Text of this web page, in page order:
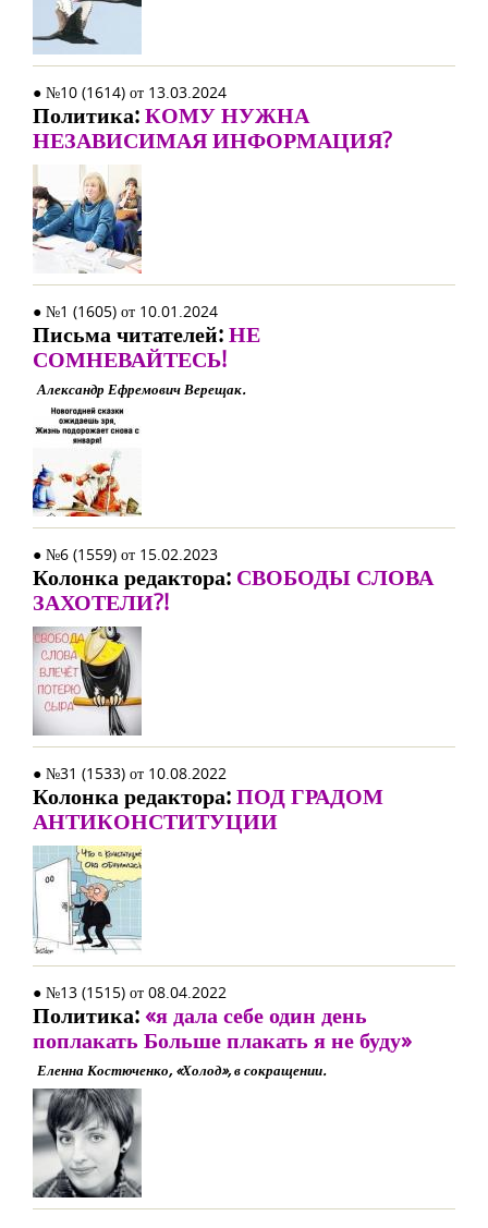
● №10 (1614) от 13.03.2024
Политика:КОМУ НУЖНА
НЕЗАВИСИМАЯ ИНФОРМАЦИЯ?
● №1 (1605) от 10.01.2024
Письма читателей:НЕ
СОМНЕВАЙТЕСЬ!
Александр Ефремович Верещак.
● №6 (1559) от 15.02.2023
Колонка редактора: СВОБОДЫ СЛОВА
ЗАХОТЕЛИ?!
● №31 (1533) от 10.08.2022
Колонка редактора:ПОД ГРАДОМ
АНТИКОНСТИТУЦИИ
● №13 (1515) от 08.04.2022
Политика:«я дала себе один день
поплакать Больше плакать я не буду»
Еленна Костюченко, «Холод», в сокращении.